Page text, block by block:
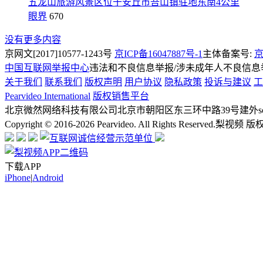
五龙山旅游风景区位于安丘市吾山镇驻地东南4公里
眼界 670
没有更多内容
京网文[2017]10577-1243号 京ICP备16047887号-1 主体备案号:
中国互联网举报中心违法和不良信息举报/涉未成年人不良信
关于我们
联系我们 版权声明 用户协议 隐私政策 投诉与建议
Pearvideo International 版权销售平台
北京微然网络科技有限公司北京市朝阳区东三环中路39号建外
Copyright © 2016-2026 Pearvideo. All Rights Reserved.梨视频 版
下载APP
iPhone|Android